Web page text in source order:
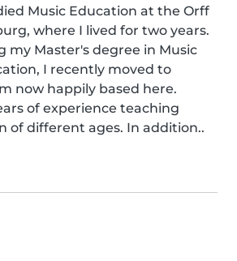
Music Education at the Orff
where I lived for two years.
my Master's degree in Music
I recently moved to
now happily based here.
of experience teaching
of different ages. In addition..